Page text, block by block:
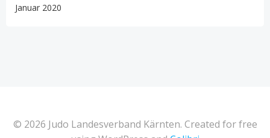
Januar 2020
© 2026 Judo Landesverband Kärnten. Created for free